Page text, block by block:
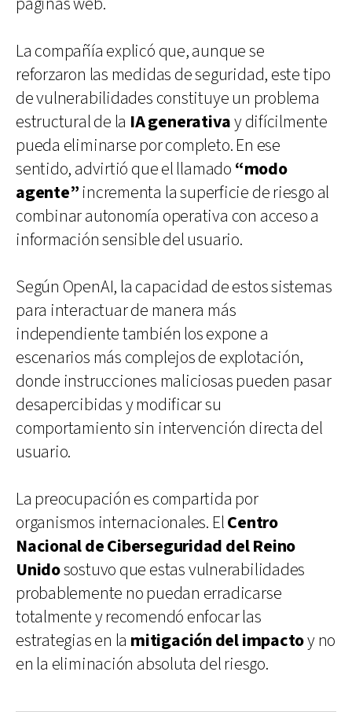
La compañía explicó que, aunque se
reforzaron las medidas de seguridad, este tipo
de vulnerabilidades constituye un problema
estructural de la IA generativay difícilmente
pueda eliminarse por completo. En ese
sentido, advirtió que el llamado “modo
agente” incrementa la superficie de riesgo al
combinar autonomía operativa con acceso a
información sensible del usuario.
Según OpenAI, la capacidad de estos sistemas
para interactuar de manera más
independiente también los expone a
escenarios más complejos de explotación,
donde instrucciones maliciosas pueden pasar
desapercibidas y modificar su
comportamiento sin intervención directa del
usuario.
La preocupación es compartida por
organismos internacionales. ElCentro
Nacional de Ciberseguridad del Reino
Unidosostuvo que estas vulnerabilidades
probablemente no puedan erradicarse
totalmente y recomendó enfocar las
estrategias en la mitigación del impactoy no
en la eliminación absoluta del riesgo.